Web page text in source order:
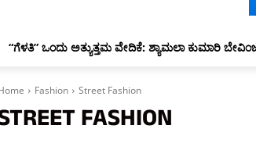
“ಗೆಳತಿ” ಒಂದು ಅತ್ಯುತ್ತಮ ವೇದಿಕೆ: ಶ್ಯಾಮಲಾ ಕುಮಾರಿ
Fashion Street Fashion
FASHION